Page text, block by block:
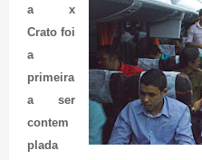
a x
Crato foi
a
primeira
a ser
contem
plada